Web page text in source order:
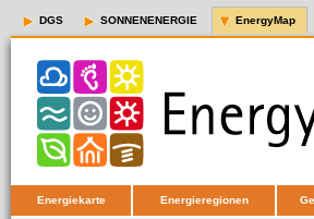
DGS SONNENENERGIE EnergyMap
Energiekarte Energieregionen